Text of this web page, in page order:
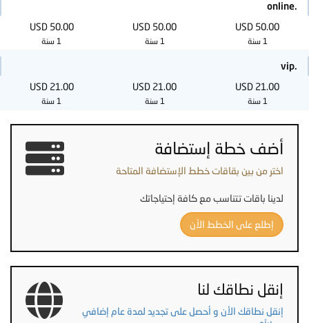
.online
50.00 USD
1 سنة
50.00 USD
1 سنة
50.00 USD
1 سنة
.vip
21.00 USD
1 سنة
21.00 USD
1 سنة
21.00 USD
1 سنة
أضف خطة إستضافة
اختر من بين بقاقات خطط الإستضافة المتاحة
لدينا باقات تتناسب مع كافة إحتياجاتك
إطلع على الخطط الأن
إنقل نطاقك لنا
إنقل نطاقك الأن و أحصل على تجديد لمدة عام إضافي